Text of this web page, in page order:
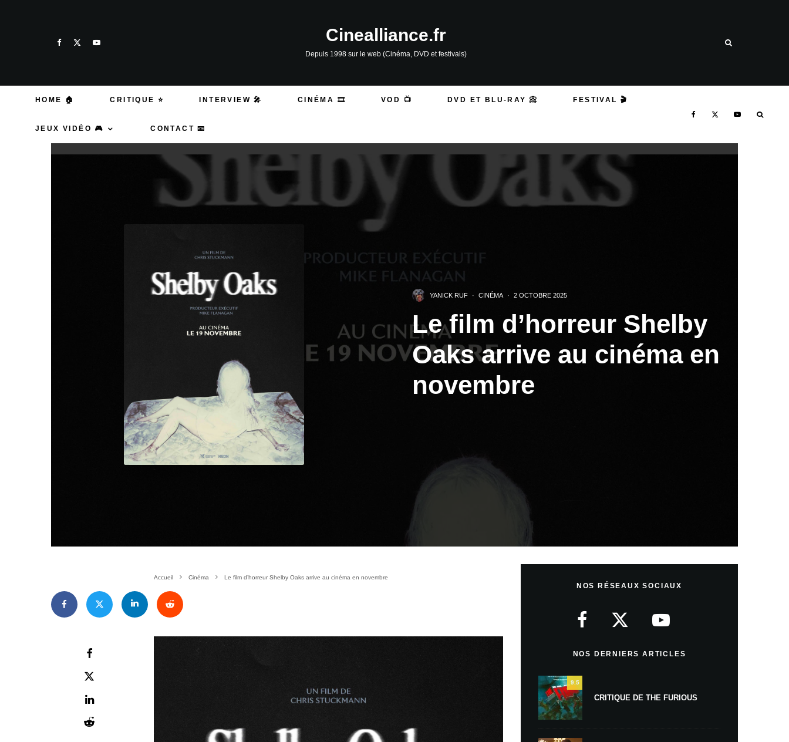
Cinealliance.fr
Depuis 1998 sur le web (Cinéma, DVD et festivals)
HOME 🏠 CRITIQUE ⭐ INTERVIEW 🎤 CINÉMA 🎞️ VOD 📺 DVD ET BLU-RAY 📀 FESTIVAL 🎬
JEUX VIDÉO 🎮 CONTACT 📧
YANICK RUF · CINÉMA · 2 OCTOBRE 2025
Le film d’horreur Shelby
Oaks arrive au cinéma en
novembre
Accueil Cinéma Le film d’horreur Shelby Oaks arrive au cinéma en novembre
NOS RÉSEAUX SOCIAUX
NOS DERNIERS ARTICLES
9.5
CRITIQUE DE THE FURIOUS